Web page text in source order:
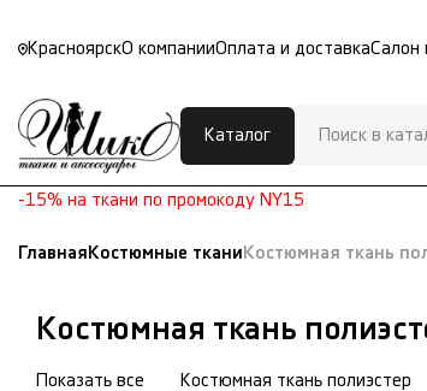
КрасноярскО компанииОплата и доставкаСалон
Каталог
-15% на ткани по промокоду NY15
Главная Костюмные ткани Костюмная ткань
Костюмная ткань
Показать все Костюмная ткань полиэстер